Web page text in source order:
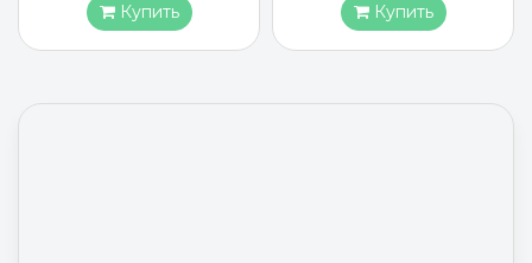
Купить Купить